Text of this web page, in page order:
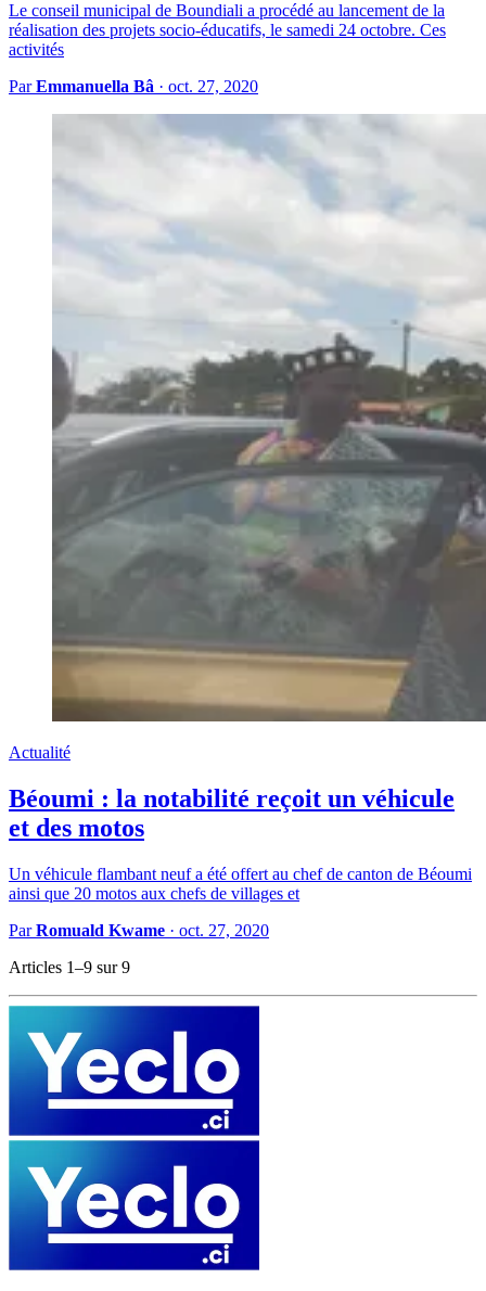
Le conseil municipal de Boundiali a procédé au lancement de la
réalisation des projets socio-éducatifs, le samedi 24 octobre. Ces
activités
ParEmmanuella Bâ · oct. 27, 2020
Actualité
Béoumi : la notabilité reçoit un véhicule
et des motos
Un véhicule flambant neuf a été offert au chef de canton de Béoumi
ainsi que 20 motos aux chefs de villages et
ParRomuald Kwame · oct. 27, 2020
Articles 1–9 sur 9